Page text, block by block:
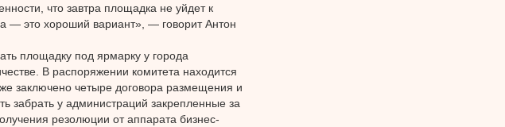
что завтра площадка не уйдет к
— это хороший вариант», — говорит Антон
площадку под ярмарку у города
В распоряжении комитета находится
заключено четыре договора размещения и
забрать у администраций закрепленные за
резолюции от аппарата бизнес-